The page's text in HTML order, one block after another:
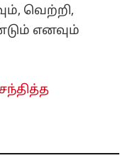
வெற்றி,
எனவும்